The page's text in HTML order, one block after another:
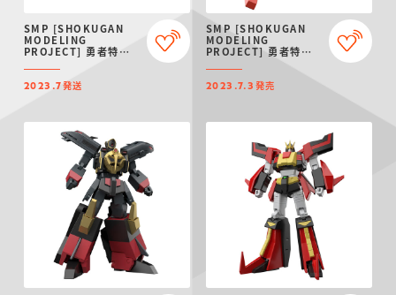
SMP [SHOKUGAN
MODELING
PROJECT] 勇者特急
キャリア&嵐を呼ぶ動
輪剣スペシャルセット
2023.7発送
SMP [SHOKUGAN
MODELING
PROJECT] 勇者特急
2023.7.3 発売